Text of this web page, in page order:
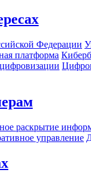
Федерации
платформа
раскрытие
управление